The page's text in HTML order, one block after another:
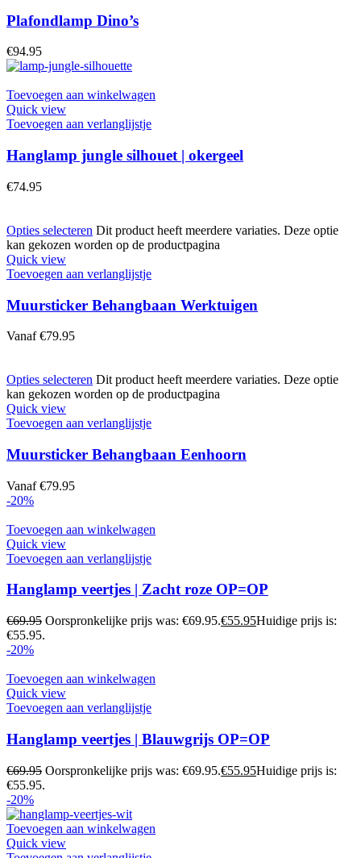
Plafondlamp Dino’s
€94.95
Toevoegen aan winkelwagen
Quick view
Toevoegen aan verlanglijstje
Hanglamp jungle silhouet | okergeel
€74.95
Opties selecteren Dit product heeft meerdere variaties. Deze optie
kan gekozen worden op de productpagina
Quick view
Toevoegen aan verlanglijstje
Muursticker Behangbaan Werktuigen
Vanaf €79.95
Opties selecteren Dit product heeft meerdere variaties. Deze optie
kan gekozen worden op de productpagina
Quick view
Toevoegen aan verlanglijstje
Muursticker Behangbaan Eenhoorn
Vanaf €79.95
-20%
Toevoegen aan winkelwagen
Quick view
Toevoegen aan verlanglijstje
Hanglamp veertjes | Zacht roze OP=OP
€69.95 Oorspronkelijke prijs was: €69.95.€55.95Huidige prijs is:
€55.95.
-20%
Toevoegen aan winkelwagen
Quick view
Toevoegen aan verlanglijstje
Hanglamp veertjes | Blauwgrijs OP=OP
€69.95 Oorspronkelijke prijs was: €69.95.€55.95Huidige prijs is:
€55.95.
-20%
Toevoegen aan winkelwagen
Quick view